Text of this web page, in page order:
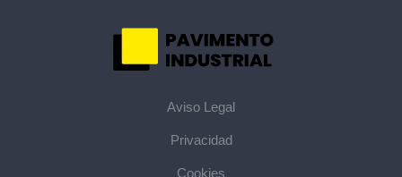
Aviso Legal
Privacidad
Cookies